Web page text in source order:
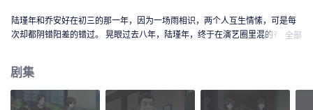
陆瑾年和乔安好在初三的那一年，因为一场雨相识，两个人互生情愫，可是每
次却都阴错阳差的错过。 晃眼过去八年，陆瑾年，终于在演艺圈里混的有了起
族企业，曾经互相暗恋的两个人，再次重逢，并开始扮演假未婚夫妻。两人的
关系却因之前的误会处于冰封状态。直到陆瑾年两人互相坦露心迹，重修旧
好。 两人的感情因一次又一次的误会和旁人的阻隔而生隙，直到最后乔安好知
全部
剧集